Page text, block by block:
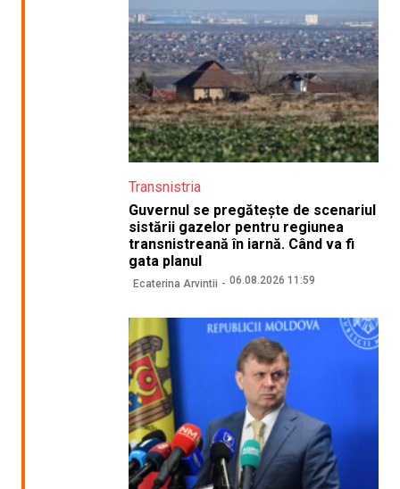
Transnistria
Guvernul se pregătește de scenariul
sistării gazelor pentru regiunea
transnistreană în iarnă. Când va fi
gata planul
Ecaterina Arvintii 06.08.2026 11:59